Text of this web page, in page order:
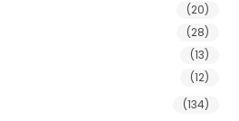
(20)
(28)
(13)
(12)
(134)